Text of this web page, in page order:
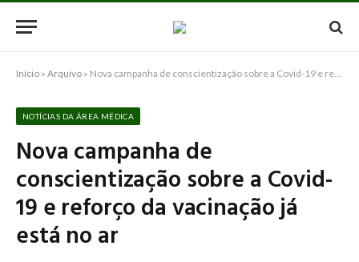
Início » Arquivo » Nova campanha de conscientização sobre a Covid-19 e reforço da vacinação já está no ar
NOTÍCIAS DA ÁREA MÉDICA
Nova campanha de
conscientização sobre a Covid-
19 e reforço da vacinação já
está no ar